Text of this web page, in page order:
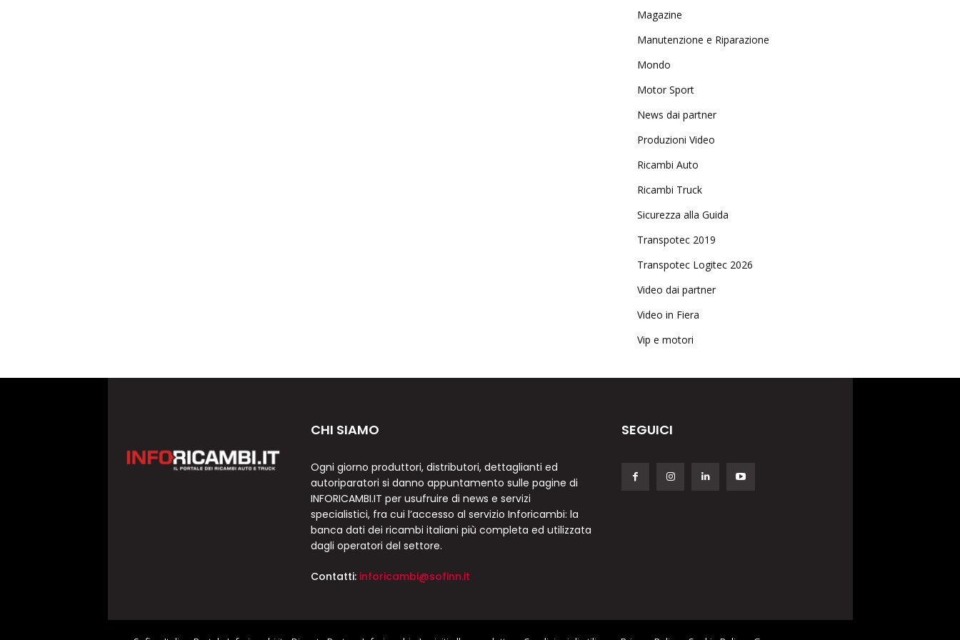
Magazine
Manutenzione e Riparazione
Mondo
Motor Sport
News dai partner
Produzioni Video
Ricambi Auto
Ricambi Truck
Sicurezza alla Guida
Transpotec 2019
Transpotec Logitec 2026
Video dai partner
Video in Fiera
Vip e motori
CHI SIAMO
Ogni giorno produttori, distributori, dettaglianti ed
autoriparatori si danno appuntamento sulle pagine di
INFORICAMBI.IT per usufruire di news e servizi
specialistici, fra cui l’accesso al servizio Inforicambi: la
banca dati dei ricambi italiani più completa ed utilizzata
dagli operatori del settore.
Contatti: inforicambi@sofinn.it
SEGUICI